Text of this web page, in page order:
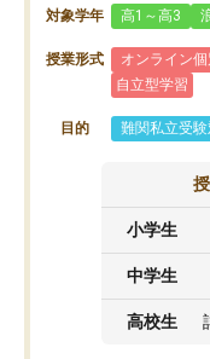
対象学年 高1～高3
授業形式 オンライン
自立型学習
目的 難関私立受
小学生
中学生
高校生